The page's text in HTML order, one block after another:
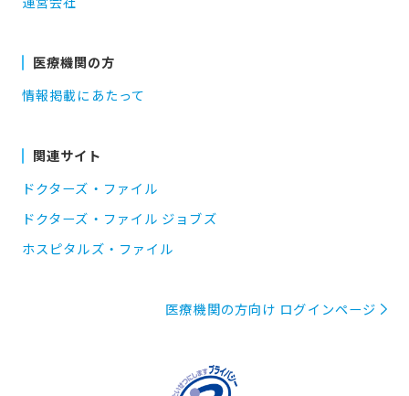
医療機関の方
情報掲載にあたって
関連サイト
ドクターズ・ファイル
ドクターズ・ファイル ジョブズ
ホスピタルズ・ファイル
医療機関の方向け ログインページ